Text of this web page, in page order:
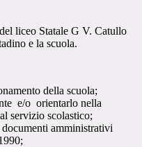
del liceo Statale G V. Catullo
e la scuola.
della scuola;
e/o orientarlo nella
servizio scolastico;
amministrativi